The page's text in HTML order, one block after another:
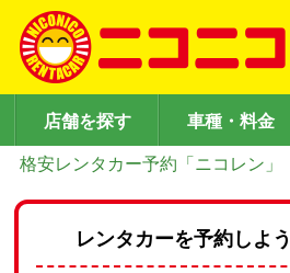
店舗を探す 車種・料金
格安レンタカー予約「ニコレン」
レンタカーを予約しよう